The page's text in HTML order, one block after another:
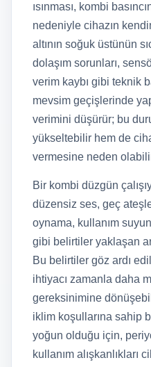
ısınması, kombi
nedeniyle cihazın
altının soğuk üstünün
dolaşım sorunları,
verim kaybı gibi teknik
mevsim geçişlerinde
verimini düşürür; bu
yükseltebilir hem de
vermesine neden
Bir kombi düzgün
düzensiz ses, geç
oynama, kullanım
gibi belirtiler yaklaşan
Bu belirtiler göz ardı
ihtiyacı zamanla daha
gereksinimine
iklim koşullarına sahip
yoğun olduğu için,
kullanım alışkanlıkları